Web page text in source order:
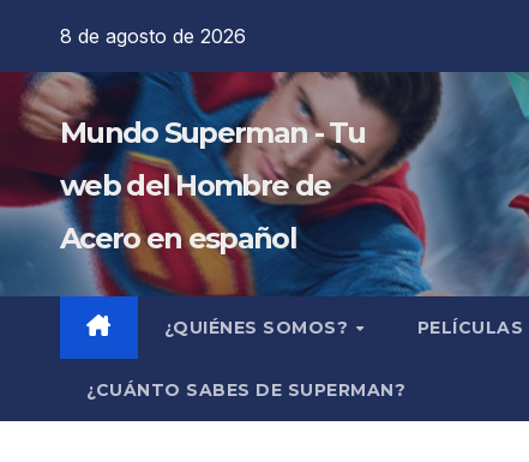
contenido
8 de agosto de 2026
Mundo Superman - Tu
web del Hombre de
Acero en español
¿QUIÉNES SOMOS? PELÍCULAS
¿CUÁNTO SABES DE SUPERMAN?